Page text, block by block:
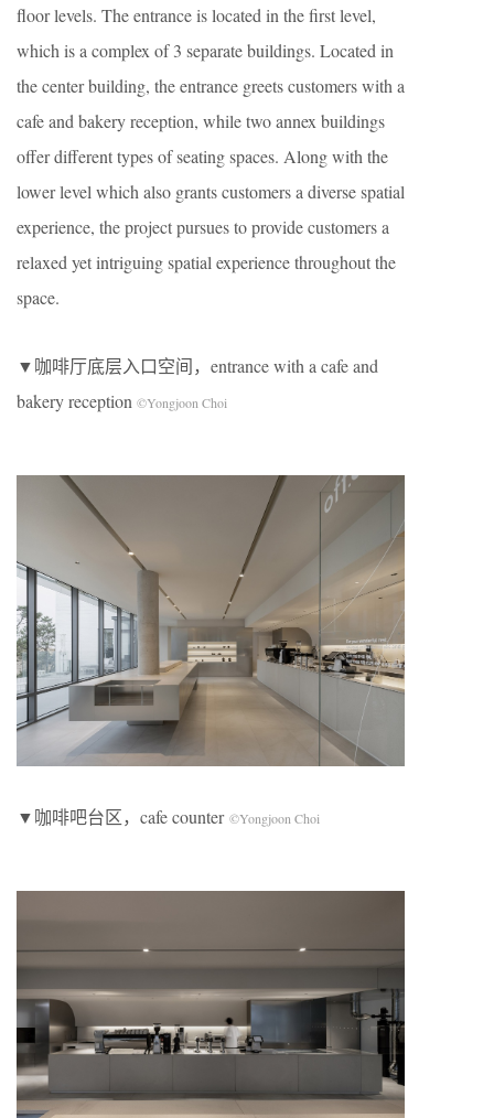
floor levels. The entrance is located in the first level,
which is a complex of 3 separate buildings. Located in
the center building, the entrance greets customers with a
cafe and bakery reception, while two annex buildings
offer different types of seating spaces. Along with the
lower level which also grants customers a diverse spatial
experience, the project pursues to provide customers a
relaxed yet intriguing spatial experience throughout the
space.
▼咖啡厅底层入口空间，entrance with a cafe and
bakery reception ©Yongjoon Choi
▼咖啡吧台区，cafe counter ©Yongjoon Choi